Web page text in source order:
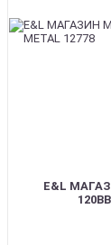
E&L